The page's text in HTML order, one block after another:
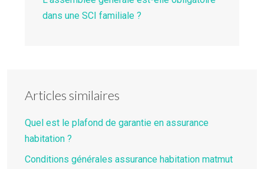
dans une SCI familiale ?
Articles similaires
Quel est le plafond de garantie en assurance
habitation ?
Conditions générales assurance habitation matmut